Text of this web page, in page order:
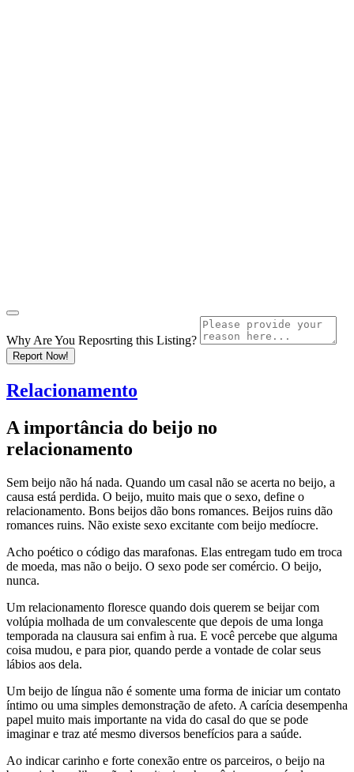
Why Are You Reposrting this Listing?
Report Now!
Relacionamento
A importância do beijo no
relacionamento
Sem beijo não há nada. Quando um casal não se acerta no beijo, a
causa está perdida. O beijo, muito mais que o sexo, define o
relacionamento. Bons beijos dão bons romances. Beijos ruins dão
romances ruins. Não existe sexo excitante com beijo medíocre.
Acho poético o código das marafonas. Elas entregam tudo em troca
de moeda, mas não o beijo. O sexo pode ser comércio. O beijo,
nunca.
Um relacionamento floresce quando dois querem se beijar com
volúpia molhada de um convalescente que depois de uma longa
temporada na clausura sai enfim à rua. E você percebe que alguma
coisa mudou, e para pior, quando perde a vontade de colar seus
lábios aos dela.
Um beijo de língua não é somente uma forma de iniciar um contato
íntimo ou uma simples demonstração de afeto. A carícia desempenha
papel muito mais importante na vida do casal do que se pode
imaginar e traz até mesmo diversos benefícios para a saúde.
Ao indicar carinho e forte conexão entre os parceiros, o beijo na